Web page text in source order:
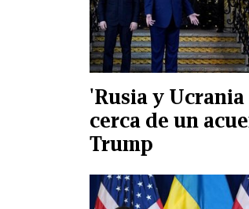
'Rusia y Ucrania
cerca de un
Trump